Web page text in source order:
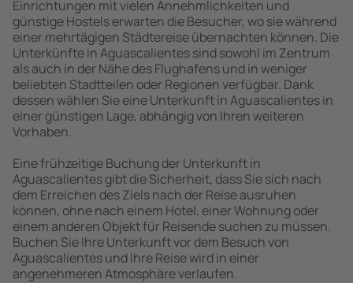
Einrichtungen mit vielen Annehmlichkeiten und
günstige Hostels erwarten die Besucher, wo sie während
einer mehrtägigen Städtereise übernachten können. Die
Unterkünfte in Aguascalientes sind sowohl im Zentrum
als auch in der Nähe des Flughafens und in weniger
beliebten Stadtteilen oder Regionen verfügbar. Dank
dessen wählen Sie eine Unterkunft in Aguascalientes in
einer günstigen Lage, abhängig von Ihren weiteren
Vorhaben.
Eine frühzeitige Buchung der Unterkunft in
Aguascalientes gibt die Sicherheit, dass Sie sich nach
dem Erreichen des Ziels nach der Reise ausruhen
können, ohne nach einem Hotel, einer Wohnung oder
einem anderen Objekt für Reisende suchen zu müssen.
Buchen Sie Ihre Unterkunft vor dem Besuch von
Aguascalientes und Ihre Reise wird in einer
angenehmeren Atmosphäre verlaufen.